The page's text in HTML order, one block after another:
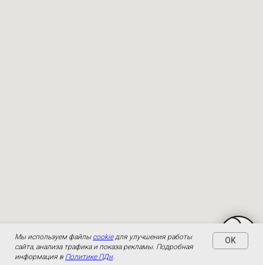
Мы используем файлы cookieдля улучшения работы
сайта, анализа трафика и показа рекламы. Подробная
информация в Политике ПДн.
OK